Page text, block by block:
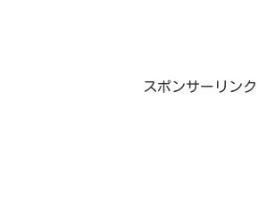
スポンサーリンク